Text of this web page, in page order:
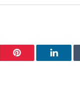
Pinterest